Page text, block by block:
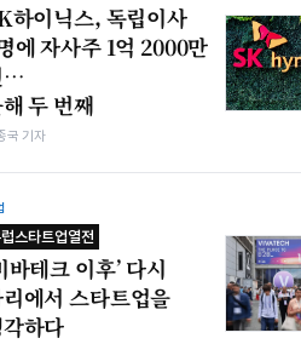
하이닉스, 독립이사
에 자사주 1억 2000만
…
두 번째
국 기자
스타트업열전
바테크 이후’ 다시
에서 스타트업을
하다